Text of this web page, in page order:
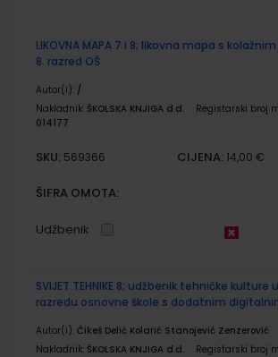
LIKOVNA MAPA 7 i 8; likovna mapa s
8. razred OŠ
Autor(i): /
Nakladnik: ŠKOLSKA KNJIGA d.d.
Registarski broj
014177
SKU: 569366 CIJENA: 14,00 €
ŠIFRA OMOTA:
Udžbenik
SVIJET TEHNIKE 8; udžbenik tehničke kulture
razredu osnovne škole s dodatnim
Autor(i): Čikeš Delić Kolarić Stanojević Zenzerović
Nakladnik: ŠKOLSKA KNJIGA d.d. Registarski broj